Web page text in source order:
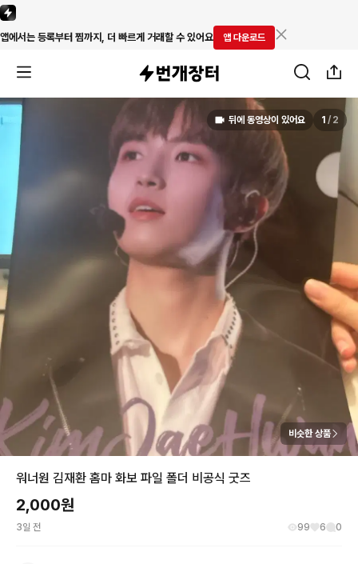
앱에서는 등록부터 찜까지, 더 빠르게 거래할 수 있어요 앱 다운로드
뒤에 동영상이 있어요 1 / 2
비슷한 상품
워너원 김재환 홈마 화보 파일 폴더 비공식 굿즈
2,000원
3일 전 99 6 0